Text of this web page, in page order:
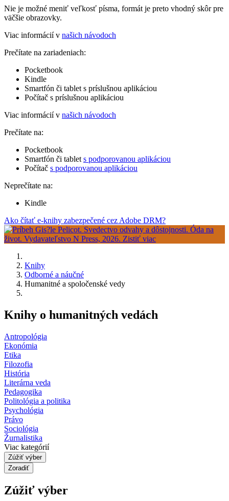
Nie je možné meniť veľkosť písma, formát je preto vhodný skôr pre
väčšie obrazovky.
Viac informácií v našich návodoch
Prečítate na zariadeniach:
Pocketbook
Kindle
Smartfón či tablet s príslušnou aplikáciou
Počítač s príslušnou aplikáciou
Viac informácií v našich návodoch
Prečítate na:
Pocketbook
Smartfón či tablet s podporovanou aplikáciou
Počítač s podporovanou aplikáciou
Neprečítate na:
Kindle
Ako čítať e-knihy zabezpečené cez Adobe DRM?
Knihy
Odborné a náučné
Humanitné a spoločenské vedy
Knihy o humanitných vedách
Antropológia
Ekonómia
Etika
Filozofia
História
Literárna veda
Pedagogika
Politológia a politika
Psychológia
Právo
Sociológia
Žurnalistika
Viac kategórií
Zúžiť výber
Zoradiť
Zúžiť výber